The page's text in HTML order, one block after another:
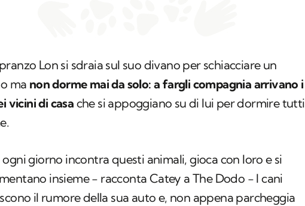
Lon si sdraia sul suo divano per schiacciare un
ma non dorme mai da solo: a fargli compagnia arrivano i
vicini di casache si appoggiano su di lui per dormire tutti
ogni giorno incontra questi animali, gioca con loro e si
insieme − racconta Catey a The Dodo − I cani
il rumore della sua auto e, non appena parcheggia